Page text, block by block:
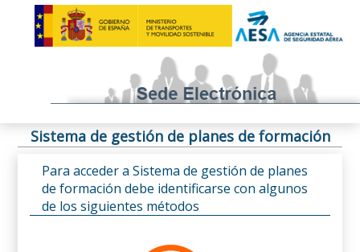
Sistema de gestión de planes de formación
Para acceder a Sistema de gestión de planes
de formación debe identificarse con algunos
de los siguientes métodos